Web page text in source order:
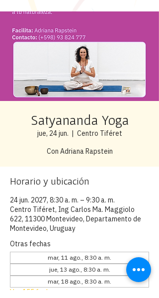
Satyananda Yoga
jue, 24 jun.
  |
Centro Tiféret
Con Adriana Rapstein
Horario y ubicación
24 jun. 2027, 8:30 a. m. – 9:30 a. m.
Centro Tiféret, Ing Carlos Ma. Maggiolo
622, 11300 Montevideo, Departamento de
Montevideo, Uruguay
Otras fechas
mar, 11 ago., 8:30 a. m.
jue, 13 ago., 8:30 a. m.
mar, 18 ago., 8:30 a. m.
Ver 155 fechas